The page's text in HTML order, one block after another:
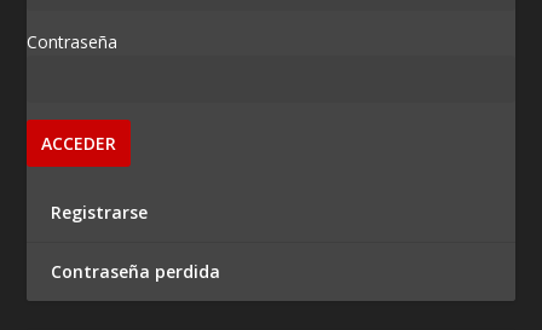
Contraseña
Registrarse
Contraseña perdida